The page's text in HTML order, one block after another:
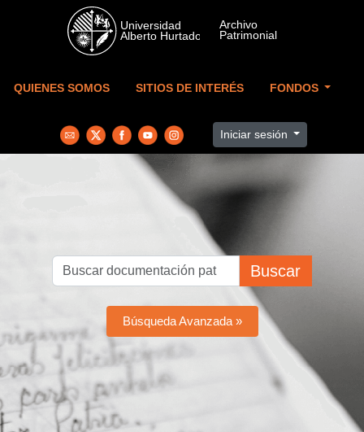
Skip to main content
QUIENES SOMOS SITIOS DE INTERÉS FONDOS
Iniciar sesión
Buscar
Búsqueda Avanzada »